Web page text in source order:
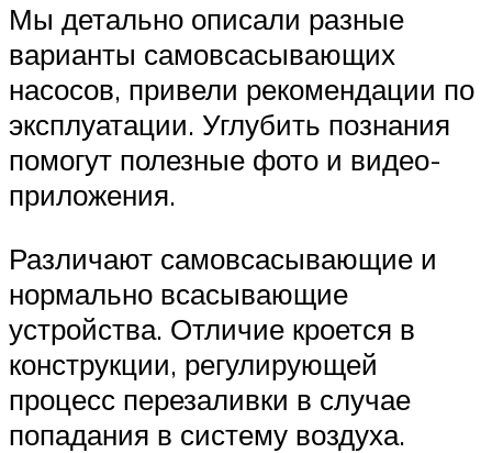
Мы детально описали разные
варианты самовсасывающих
насосов, привели рекомендации по
эксплуатации. Углубить познания
помогут полезные фото и видео-
приложения.
Различают самовсасывающие и
нормально всасывающие
устройства. Отличие кроется в
конструкции, регулирующей
процесс перезаливки в случае
попадания в систему воздуха.